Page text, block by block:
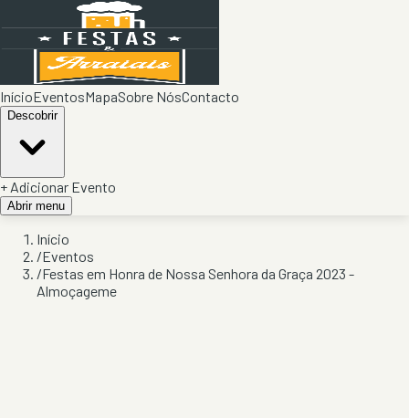
InícioEventosMapaSobre NósContacto
Descobrir
+ Adicionar Evento
Abrir menu
Início
/Eventos
/Festas em Honra de Nossa Senhora da Graça 2023 -
Almoçageme